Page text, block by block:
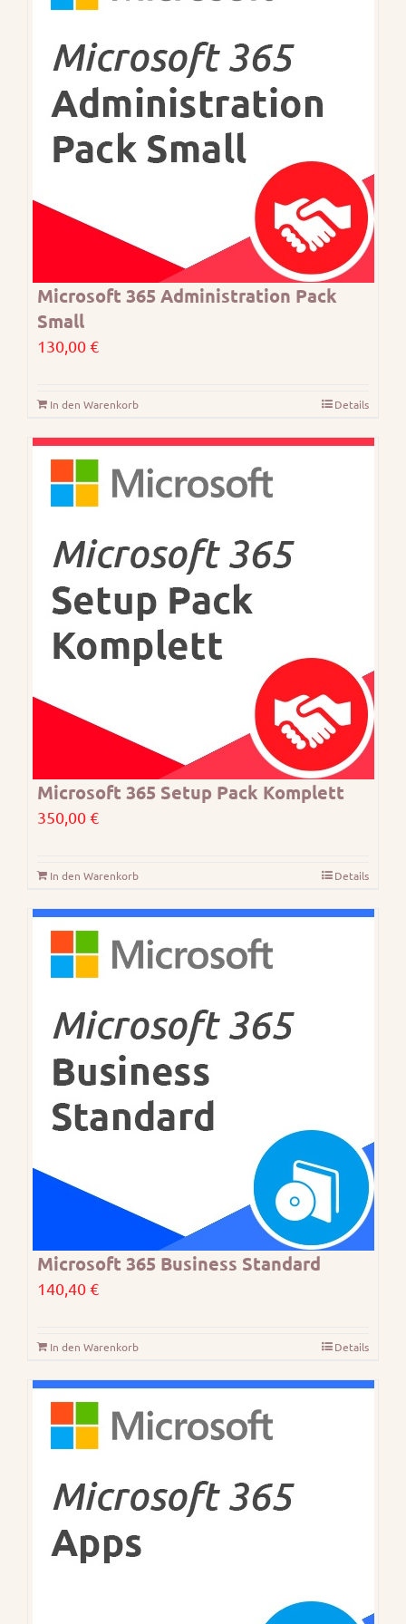
Microsoft 365 Administration Pack
Small
130,00€
In den Warenkorb Details
Microsoft 365 Setup Pack Komplett
350,00€
In den Warenkorb Details
Microsoft 365 Business Standard
140,40€
In den Warenkorb Details